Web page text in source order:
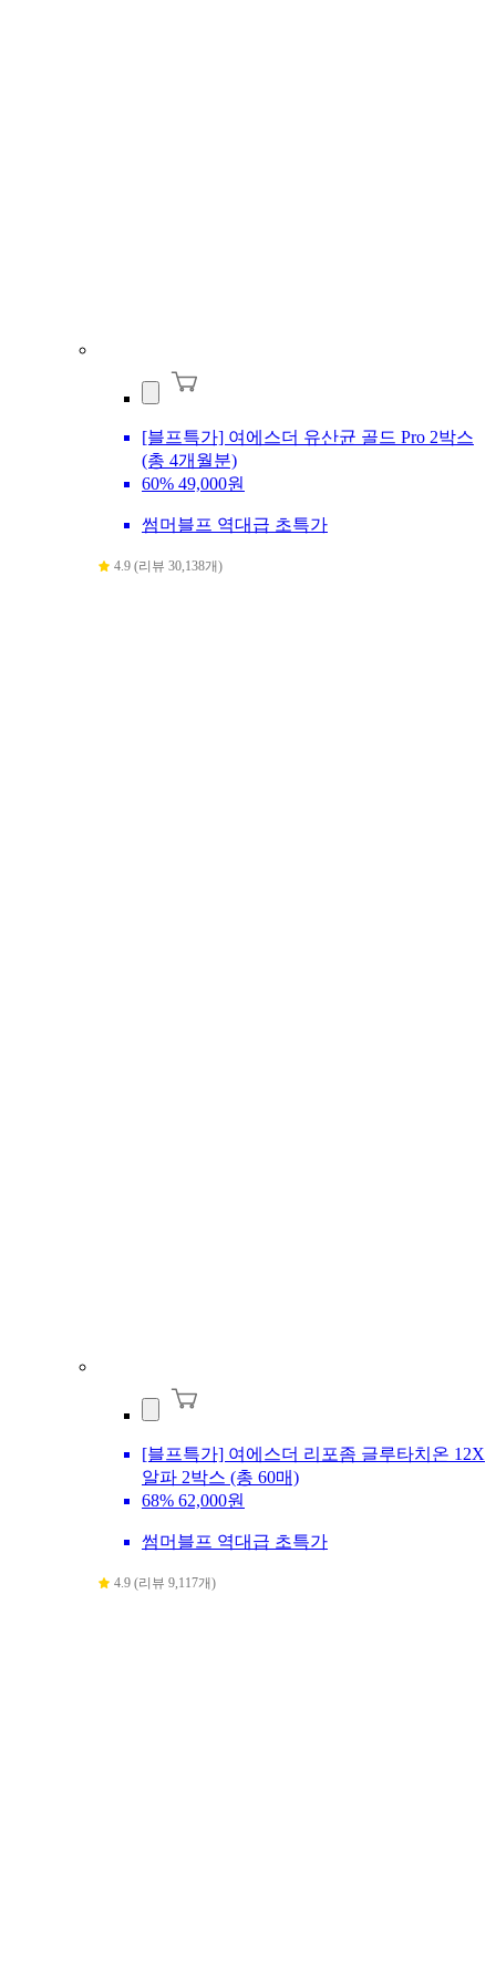
[블프특가] 여에스더 유산균 골드 Pro 2박스
(총 4개월분)
60% 49,000원
썸머블프 역대급 초특가
4.9 (리뷰 30,138개)
[블프특가] 여에스더 리포좀 글루타치온 12X
알파 2박스 (총 60매)
68% 62,000원
썸머블프 역대급 초특가
4.9 (리뷰 9,117개)